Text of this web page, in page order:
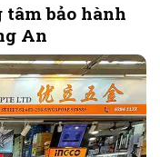
bảo hành
An